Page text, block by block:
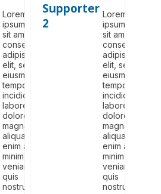
Lorem
ipsum dolor
sit amet,
consectetur
adipiscing
elit, sed do
eiusmod
tempor
incididunt ut
labore et
dolore
magna
aliqua. Ut
enim ad
minim
veniam,
quis
nostrud
Supporter
2
Lorem
ipsum dolor
sit amet,
consectetur
adipiscing
elit, sed do
eiusmod
tempor
incididunt ut
labore et
dolore
magna
aliqua. Ut
enim ad
minim
veniam,
quis
nostrud